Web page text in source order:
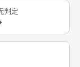
判定